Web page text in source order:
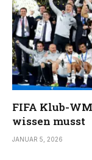
FIFA Klub-
wissen musst
JANUAR 5, 2026